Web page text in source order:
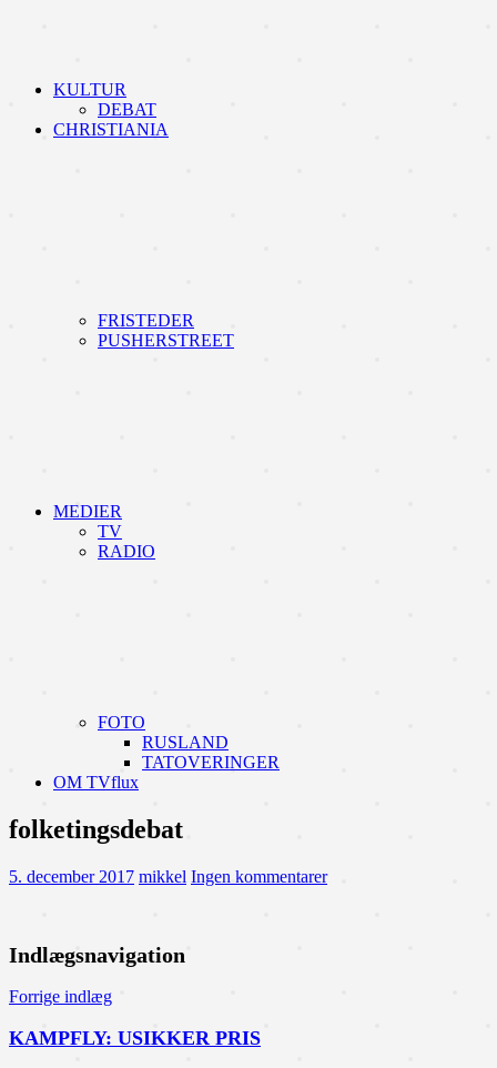
KULTUR
DEBAT
CHRISTIANIA
FRISTEDER
PUSHERSTREET
MEDIER
TV
RADIO
FOTO
RUSLAND
TATOVERINGER
OM TVflux
folketingsdebat
5. december 2017 mikkel Ingen kommentarer
Indlægsnavigation
Forrige indlæg
KAMPFLY: USIKKER PRIS